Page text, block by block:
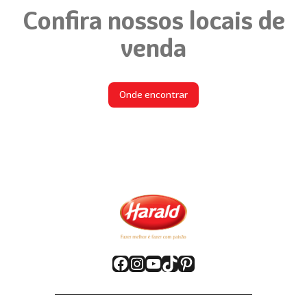
Confira nossos locais de
venda
Onde encontrar
Facebook
Instagram
YouTube
TikTok
Pinterest